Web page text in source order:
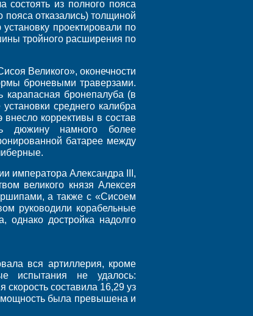
из полного пояса
отказались) толщиной
проектировали по
тройного расширения по
Великого», оконечности
броневыми траверзами.
бронепалуба (в
среднего калибра
коррективы в состав
дюжину намного более
батарее между
императора Александра III,
великого князя Алексея
а также с «Сисоем
руководили корабельные
достройка надолго
вся артиллерия, кроме
испытания не удалось:
составила 16,29 уз
мощность была превышена и